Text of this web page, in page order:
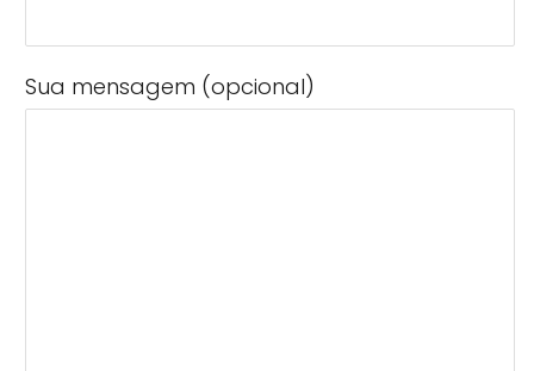
Sua mensagem (opcional)